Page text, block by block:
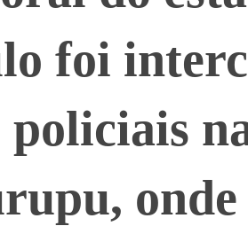
foi
policiais
onde